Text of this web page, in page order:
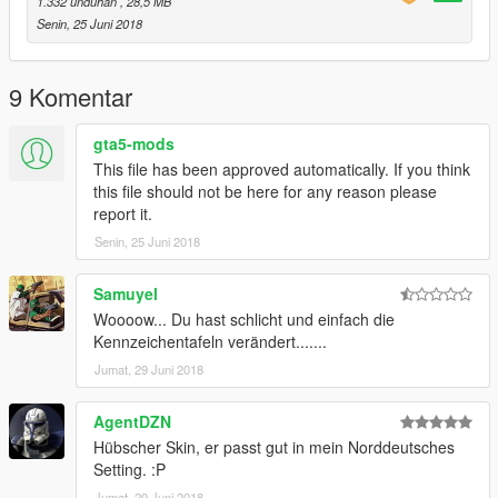
a5/vehicles.rpf/" or the last patchday!
TheLaw
Find me on Discord, Facebook and GTA5-mods:
Discord
Facebook
GTA5-Mods
Find TopMods on Facebook and GTA5-mods:
Homepage - TopMods
Facebook - TopMods
GTA5-Mods - TopMods
By downloading and using the contents of this archive you
agree to the following terms:
Senin, 25 Juni 2018
9 Komentar
gta5-mods
This file has been approved automatically. If you think
this file should not be here for any reason please
report it.
Senin, 25 Juni 2018
Samuyel
Woooow... Du hast schlicht und einfach die
Kennzeichentafeln verändert.......
Jumat, 29 Juni 2018
AgentDZN
Hübscher Skin, er passt gut in mein Norddeutsches
Setting. :P